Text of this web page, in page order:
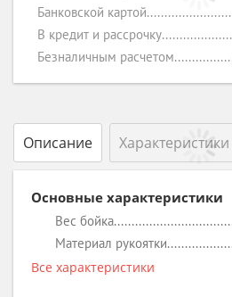
Банковской картой
В кредит и рассрочку
Безналичным расчетом
Описание Характеристики
Основные характеристики
Вес бойка
Материал рукоятки
Все характеристики